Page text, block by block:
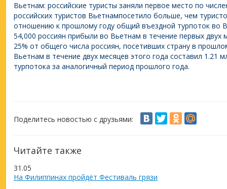
Вьетнам: российские туристы заняли первое место по
российских туристов Вьетнампосетило больше, чем
отношению к прошлому году общий въездной турпоток во
54,000 россиян прибыли во Вьетнам в течение первых двух
25% от общего числа россиян, посетивших страну в
Вьетнам в течение двух месяцев этого года составил 1.21
турпотока за аналогичный период прошлого года.
Поделитесь новостью с друзьями:
Читайте также
31.05
На Филиппинах пройдёт Фестиваль грязи